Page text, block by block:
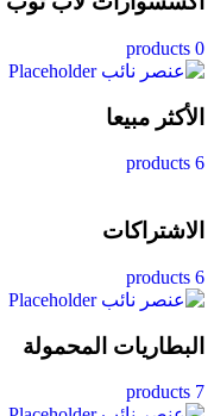
0 products
الأكثر مبيعا
6 products
الاشتراكات
6 products
البطاريات المحمولة
7 products